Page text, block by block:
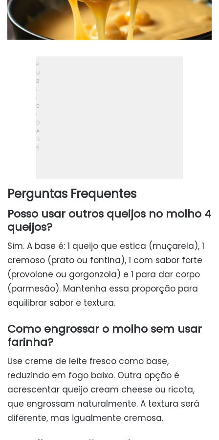
Perguntas Frequentes
Posso usar outros queijos no molho 4
queijos?
Sim. A base é: 1 queijo que estica (muçarela), 1
cremoso (prato ou fontina), 1 com sabor forte
(provolone ou gorgonzola) e 1 para dar corpo
(parmesão). Mantenha essa proporção para
equilibrar sabor e textura.
Como engrossar o molho sem usar
farinha?
Use creme de leite fresco como base,
reduzindo em fogo baixo. Outra opção é
acrescentar queijo cream cheese ou ricota,
que engrossam naturalmente. A textura será
diferente, mas igualmente cremosa.